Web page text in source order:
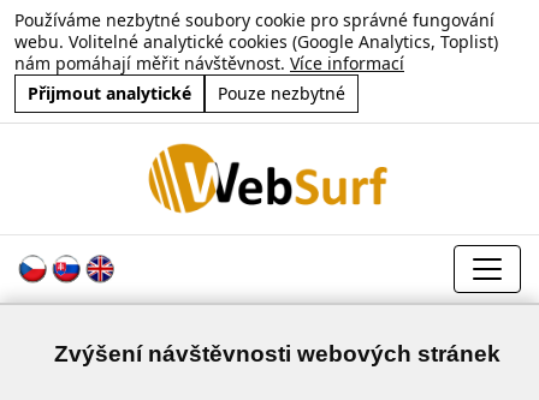
Používáme nezbytné soubory cookie pro správné fungování
webu. Volitelné analytické cookies (Google Analytics, Toplist)
nám pomáhají měřit návštěvnost. Více informací
Přijmout analytické
Pouze nezbytné
Zvýšení návštěvnosti webových stránek